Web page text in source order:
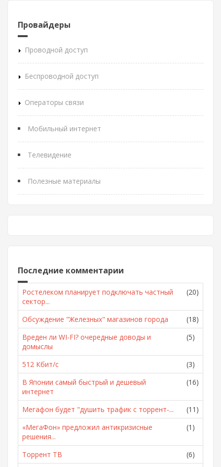
Провайдеры
Проводной доступ
Беспроводной доступ
Операторы связи
Мобильный интернет
Телевидение
Полезные материалы
Последние комментарии
Ростелеком планирует подключать частный
сектор...
(20)
Обсуждение "Железных" магазинов города
(18)
Вреден ли WI-FI? очередные доводы и
домыслы
(5)
512 Кбит/с
(3)
В Японии самый быстрый и дешевый
интернет
(16)
Мегафон будет "душить трафик с торрент-...
(11)
«МегаФон» предложил антикризисные
решения...
(1)
Торрент ТВ
(6)